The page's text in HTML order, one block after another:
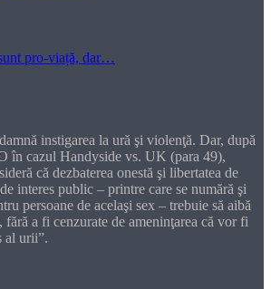
pro-viață, dar…
instigarea la ură şi violenţă. Dar, după
în cazul Handyside vs. UK (para 49),
că dezbaterea onestă şi libertatea de
interes public – printre care se numără şi
persoane de acelaşi sex – trebuie să aibă
a fi cenzurate de ameninţarea că vor fi
al urii”.